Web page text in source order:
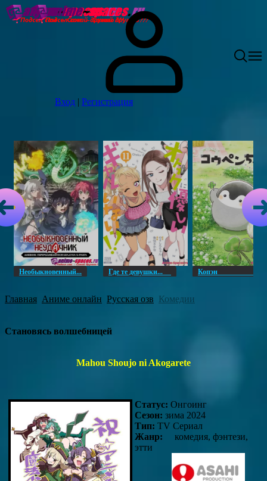
Вход | Регистрация
Необыкновенный... Где те девушки... Копэн
Главная Аниме онлайн Русская озв Комедии
Становясь волшебницей
Mahou Shoujo ni Akogarete
Статус: Онгоинг
Сезон: зима 2024
Тип: TV Сериал
Жанр:
комедия, фэнтези,
этти